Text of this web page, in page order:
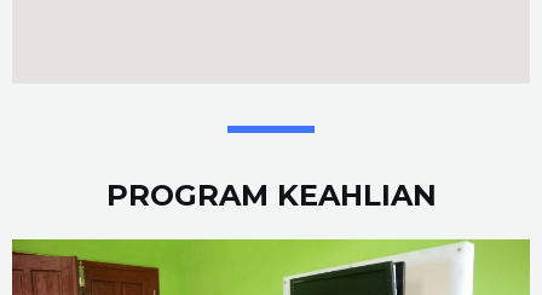
PROGRAM KEAHLIAN